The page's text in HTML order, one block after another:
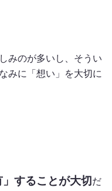
みのが多いし、そうい
みに「想い」を大切に
」することが大切だ